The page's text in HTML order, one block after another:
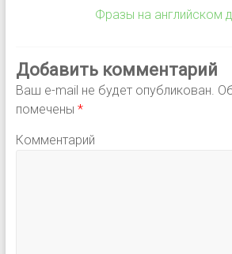
Фразы на английском
Добавить комментарий
Ваш e-mail не будет опубликован.
помечены *
Комментарий